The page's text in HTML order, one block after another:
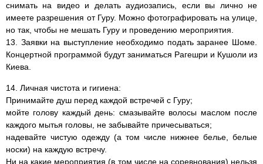
снимать на видео и делать аудиозапись, если вы лично не
имеете разрешения от Гуру. Можно фотографировать на улице,
но так, чтобы не мешать Гуру и проведению мероприятия.
13. Заявки на выступление необходимо подать заранее Шоме.
Концертной программой будут заниматься Рагешри и Кушоли из
Киева.
14. Личная чистота и гигиена:
Принимайте душ перед каждой встречей с Гуру;
мойте голову каждый день: смазывайте волосы маслом после
каждого мытья головы, не забывайте причесываться;
надевайте чистую одежду (а том числе нижнее белье, белые
носки) на каждую встречу.
Ни на какие мероприятия (в том числе на соревнования) нельзя